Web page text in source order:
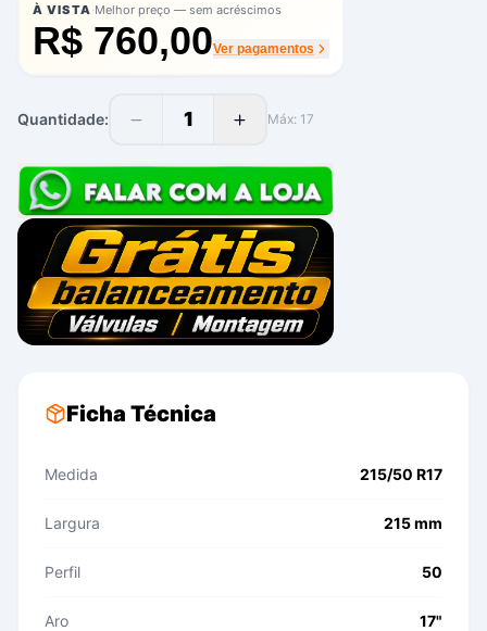
À VISTA·Melhor preço — sem acréscimos
R$ 760,00Ver pagamentos
Quantidade: 1 Máx: 17
Ficha Técnica
Medida 215/50 R17
Largura 215 mm
Perfil 50
Aro 17"